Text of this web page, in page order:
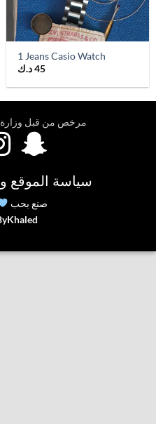
1 Jeans Casio Watch
45د.ك
مرخص من قبل وزارة

سياسة الموقع
صنع بحب